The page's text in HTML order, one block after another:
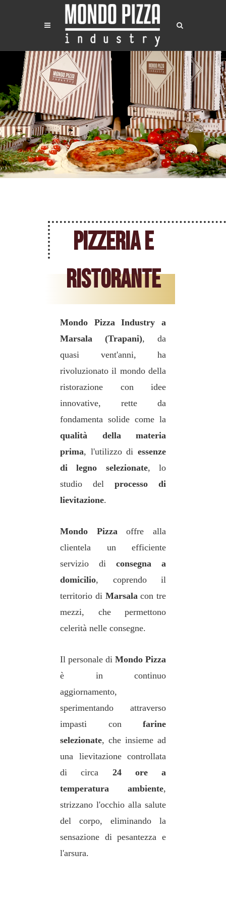
Pizzeria e
Ristorante
Mondo Pizza Industry a
Marsala (Trapani), da
quasi vent'anni, ha
rivoluzionato il mondo della
ristorazione con idee
innovative, rette da
fondamenta solide come la
qualità della materia
prima, l'utilizzo di essenze
di legno selezionate, lo
studio del processo di
lievitazione.
Mondo Pizzaoffre alla
clientela un efficiente
servizio di consegna a
domicilio, coprendo il
territorio di Marsalacon tre
mezzi, che permettono
celerità nelle consegne.
Il personale di Mondo Pizza
è in continuo
aggiornamento,
sperimentando attraverso
impasti con farine
selezionate, che insieme ad
una lievitazione controllata
di circa 24 ore a
temperatura ambiente,
strizzano l'occhio alla salute
del corpo, eliminando la
sensazione di pesantezza e
l'arsura.